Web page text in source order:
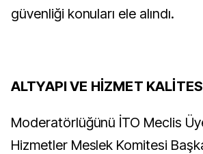
güvenliği konuları ele alındı.
ALTYAPI VE HİZMET
Moderatörlüğünü İTO Meclis
Hizmetler Meslek Komitesi